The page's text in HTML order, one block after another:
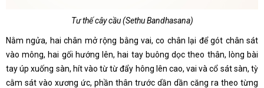
Tư thế cây cầu (Sethu Bandhasana)
Nằm ngửa, hai chân mở rộng bằng vai, co chân lại để gót chân sát
vào mông, hai gối hướng lên, hai tay buông dọc theo thân, lòng bài
tay úp xuống sàn, hít vào từ từ đẩy hông lên cao, vai và cổ sát sàn, tỳ
cằm sát vào xương ức, phần thân trước dần dần căng ra theo từng